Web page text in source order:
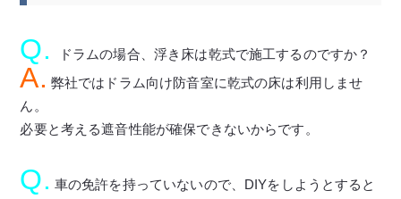
Q. ドラムの場合、浮き床は乾式で施工するのですか？
A. 弊社ではドラム向け防音室に乾式の床は利用しませ
ん。
必要と考える遮音性能が確保できないからです。
Q. 車の免許を持っていないので、DIYをしようとすると